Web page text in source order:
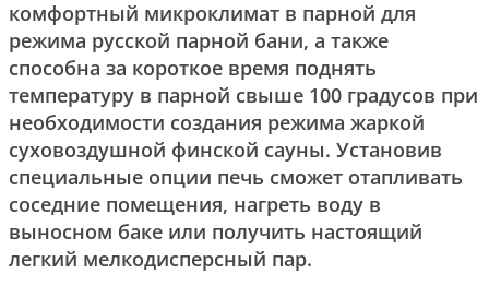
комфортный микроклимат в парной для
режима русской парной бани, а также
способна за короткое время поднять
температуру в парной свыше 100 градусов при
необходимости создания режима жаркой
суховоздушной финской сауны. Установив
специальные опции печь сможет отапливать
соседние помещения, нагреть воду в
выносном баке или получить настоящий
легкий мелкодисперсный пар.